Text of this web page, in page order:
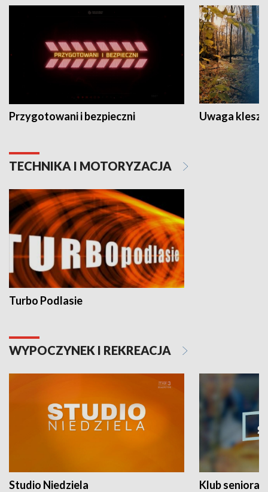
Przygotowani i bezpieczni Uwaga
TECHNIKA I MOTORYZACJA
Turbo Podlasie
WYPOCZYNEK I REKREACJA
Studio Niedziela Klub seniora